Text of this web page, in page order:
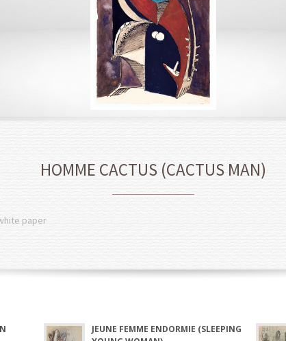
HOMME CACTUS (CACTUS MAN)
paper
JEUNE FEMME ENDORMIE (SLEEPING